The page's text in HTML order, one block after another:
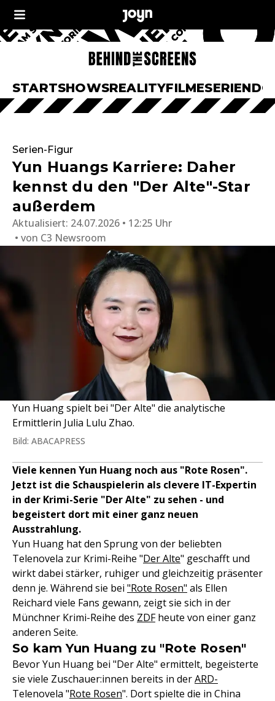
STARTSHOWSREALITYFILMESERIEN
Serien-Figur
Yun Huangs Karriere: Daher
kennst du den "Der Alte"-Star
außerdem
Aktualisiert: 24.07.2026 • 12:25 Uhr
von C3 Newsroom
Yun Huang spielt bei "Der Alte" die analytische
Ermittlerin Julia Lulu Zhao.
Bild: ABACAPRESS
Viele kennen Yun Huang noch aus "Rote Rosen".
Jetzt ist die Schauspielerin als clevere IT-Expertin
in der Krimi-Serie "Der Alte" zu sehen - und
begeistert dort mit einer ganz neuen
Ausstrahlung.
Yun Huang hat den Sprung von der beliebten
Telenovela zur Krimi-Reihe "Der Alte" geschafft und
wirkt dabei stärker, ruhiger und gleichzeitig präsenter
denn je. Während sie bei "Rote Rosen" als Ellen
Reichard viele Fans gewann, zeigt sie sich in der
Münchner Krimi-Reihe des ZDFheute von einer ganz
anderen Seite.
So kam Yun Huang zu "Rote Rosen"
Bevor Yun Huang bei "Der Alte" ermittelt, begeisterte
sie viele Zuschauer:innen bereits in derARD-
Telenovela "Rote Rosen". Dort spielte die in China